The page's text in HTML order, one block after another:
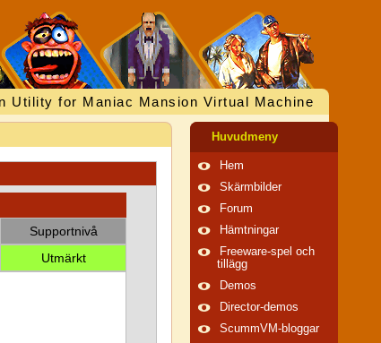
Utility for Maniac Mansion Virtual Machine
Supportnivå
Utmärkt
Huvudmeny
Hem
Skärmbilder
Forum
Hämtningar
Freeware-spel och
tillägg
Demos
Director-demos
ScummVM-bloggar